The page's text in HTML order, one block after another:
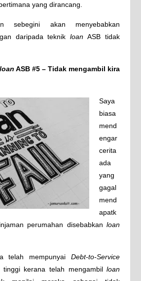
yang dirancang.
sebegini akan menyebabkan
daripada teknikloan ASB tidak
loan ASB #5 – Tidak mengambil kira
Saya
biasa
mend
engar
cerita
ada
yang
gagal
mend
apatk
perumahan disebabkanloan
telah mempunyaiDebt-to-Service
tinggi kerana telah mengambilloan